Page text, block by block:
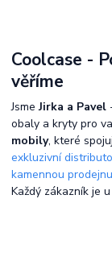
Coolcase -
věříme
JsmeJirka a Pavel
obaly a kryty pro
mobily, které
exkluzivní
kamennou
Každý zákazník je